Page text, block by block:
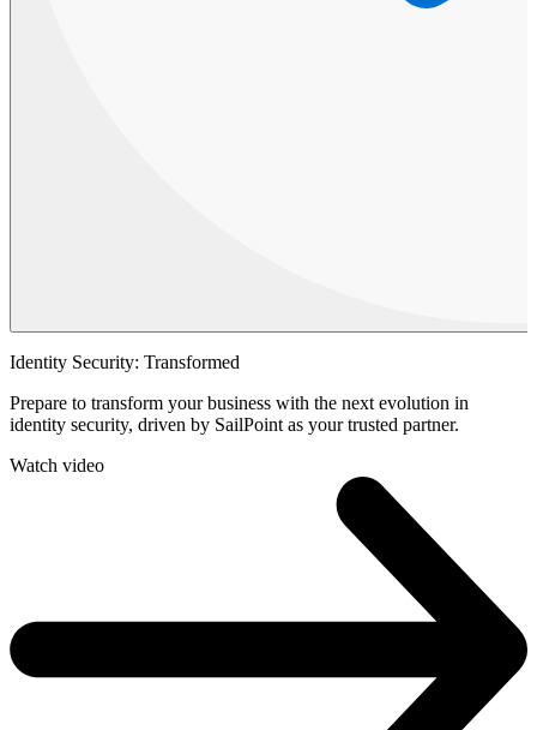
Identity Security: Transformed
Prepare to transform your business with the next evolution in
identity security, driven by SailPoint as your trusted partner.
Watch video